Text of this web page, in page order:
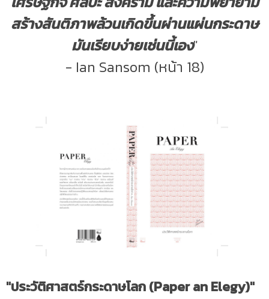
สร้างสันติภาพล้วนเกิดขึ้นผ่านแผ่นกระดาษ
มันเรียบง่ายเช่นนี้เอง"
- Ian Sansom (หน้า 18)
"ประวัติศาสตร์กระดาษโลก (Paper an Elegy)"